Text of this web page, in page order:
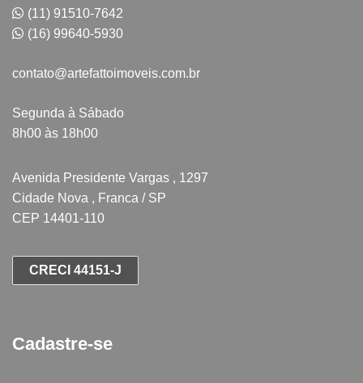
(11) 91510-7642
(16) 99640-5930
contato@artefattoimoveis.com.br
Segunda à Sábado
8h00 às 18h00
Avenida Presidente Vargas , 1297
Cidade Nova , Franca / SP
CEP 14401-110
CRECI 44151-J
Cadastre-se